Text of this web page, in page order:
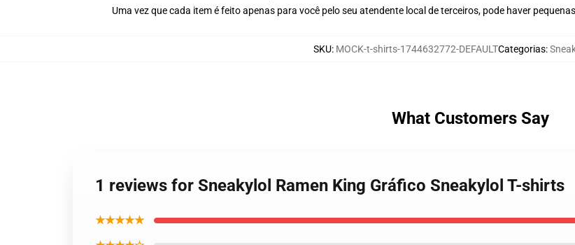
Uma vez que cada item é feito apenas para você pelo seu atendente local de terceiros, pode haver
SKU: MOCK-t-shirts-1744632772-DEFAULTCategorias:
What Customers Say
1 reviews for Sneakylol Ramen King Gráfico Sneakylol T-shirts
★★★★★